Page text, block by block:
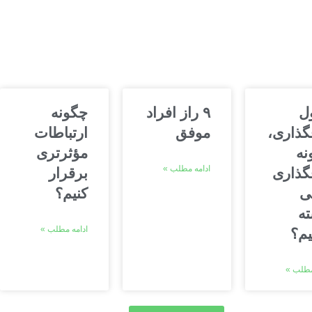
مطلب »
۹ راز افراد
موفق
ادامه مطلب »
چگونه
ارتباطات
مؤثرتری
برقرار
کنیم؟
ادامه مطلب »